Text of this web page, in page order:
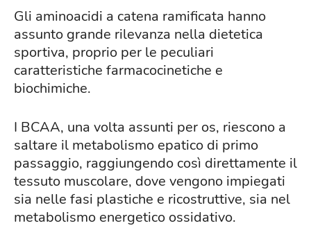
Gli aminoacidi a catena ramificata hanno
assunto grande rilevanza nella dietetica
sportiva, proprio per le peculiari
caratteristiche farmacocinetiche e
biochimiche.
I BCAA, una volta assunti per os, riescono a
saltare il metabolismo epatico di primo
passaggio, raggiungendo così direttamente il
tessuto muscolare, dove vengono impiegati
sia nelle fasi plastiche e ricostruttive, sia nel
metabolismo energetico ossidativo.